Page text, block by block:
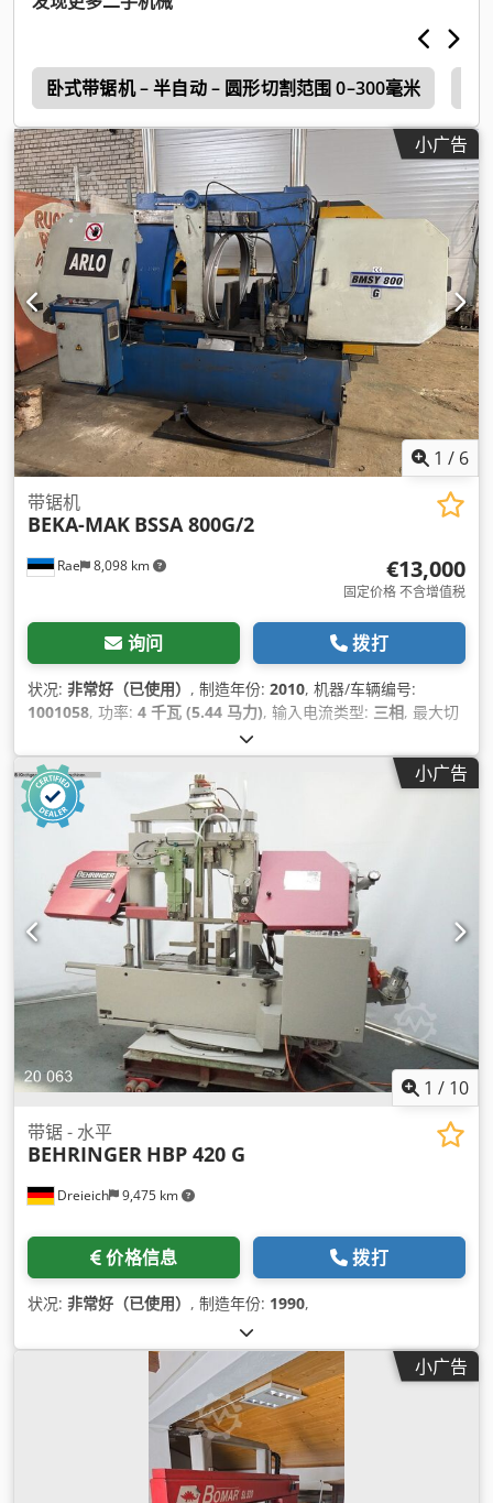
径: 650 毫米 , 锯片长度:
卧式带锯机 – 半自动 – 圆形切割范围 0–300毫米
小广告
1 / 6
Rae 8,098 km
带锯机
BEKA-MAK BSSA 800G/2
€13,000
固定价格 不含增值税
询问 拨打
状况: 非常好（已使用） , 制造年份: 2010, 机器/车辆编号:
1001058, 功率: 4 千瓦 (5.44 马力), 输入电流类型: 三相, 最大切
800 毫米
泵功率:120 瓦特, 45°时圆钢的切割范围:440 毫米, 90° 圆钢切
割范围:800 毫米 , 45°方钢切割范围:
, 90°下方钢的切割
范围:800 毫米 , 高度调节类型:液压
长度:820 毫米 , 锯片长度:8,200 毫米
小广告
1 / 10
Dreieich 9,475 km
带锯 - 水平
BEHRINGER HBP 420 G
价格信息 拨打
状况: 非常好（已使用） , 制造年份: 1990,
小广告